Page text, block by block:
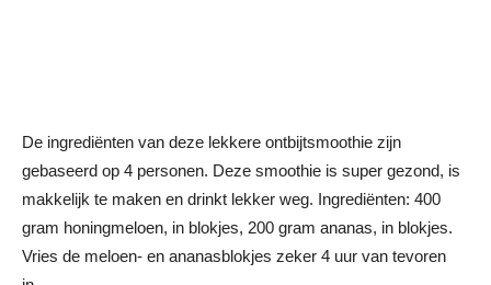
De ingrediënten van deze lekkere ontbijtsmoothie zijn
gebaseerd op 4 personen. Deze smoothie is super gezond, is
makkelijk te maken en drinkt lekker weg. Ingrediënten: 400
gram honingmeloen, in blokjes, 200 gram ananas, in blokjes.
Vries de meloen- en ananasblokjes zeker 4 uur van tevoren